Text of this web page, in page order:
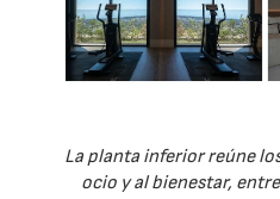
La planta inferior reúne
ocio y al bienestar,